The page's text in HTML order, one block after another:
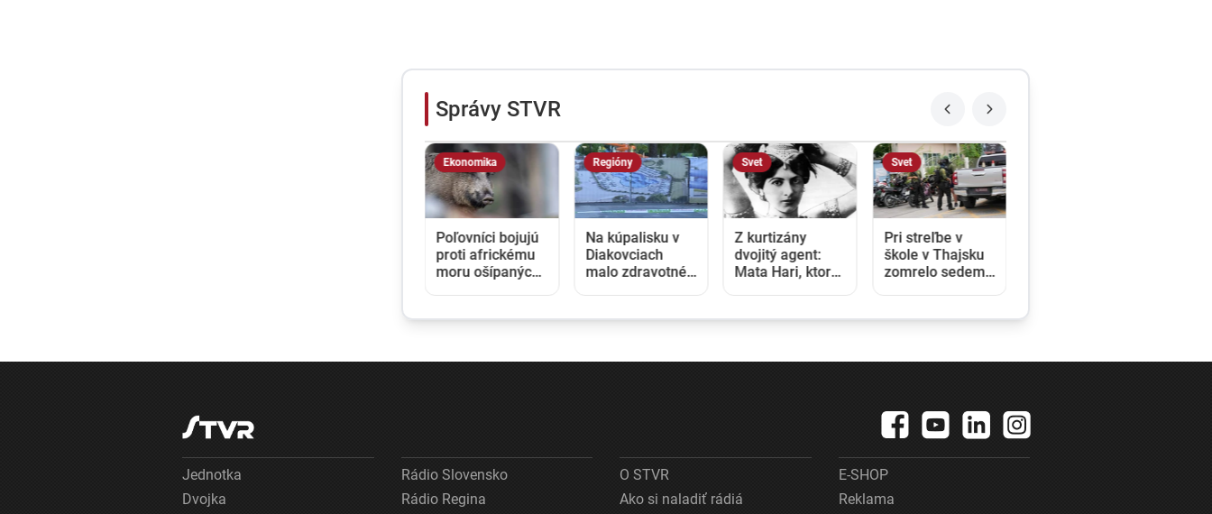
Správy STVR
na ulovené
Regióny
Na kúpalisku v
Diakovciach
malo zdravotné
skončilo v
Svet
Z kurtizány
dvojitý agent:
Mata Hari, ktorú
pred 150 rokmi
Svet
Pri streľbe v
škole v Thajsku
zomrelo sedem
učiteľov a potom
proti sebe
Slovensko
Nie sú na
dovolenke, hoci
sú celé leto pri
teréne so
policajtami v
Jednotka
Dvojka
Rádio Slovensko
Rádio Regina
O STVR
Ako si naladiť rádiá
E-SHOP
Reklama